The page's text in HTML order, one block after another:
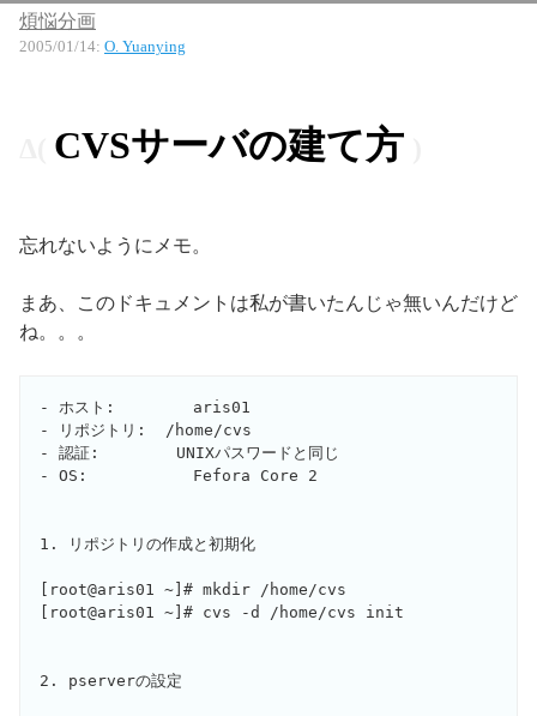
煩悩分画
2005/01/14: O. Yuanying
CVSサーバの建て方
忘れないようにメモ。
まあ、このドキュメントは私が書いたんじゃ無いんだけど
ね。。。
- ホスト:	aris01
- リポジトリ:  /home/cvs
- 認証:        UNIXパスワードと同じ
- OS:           Fefora Core 2
1. リポジトリの作成と初期化
[root@aris01 ~]# mkdir /home/cvs
[root@aris01 ~]# cvs -d /home/cvs init
2. pserverの設定